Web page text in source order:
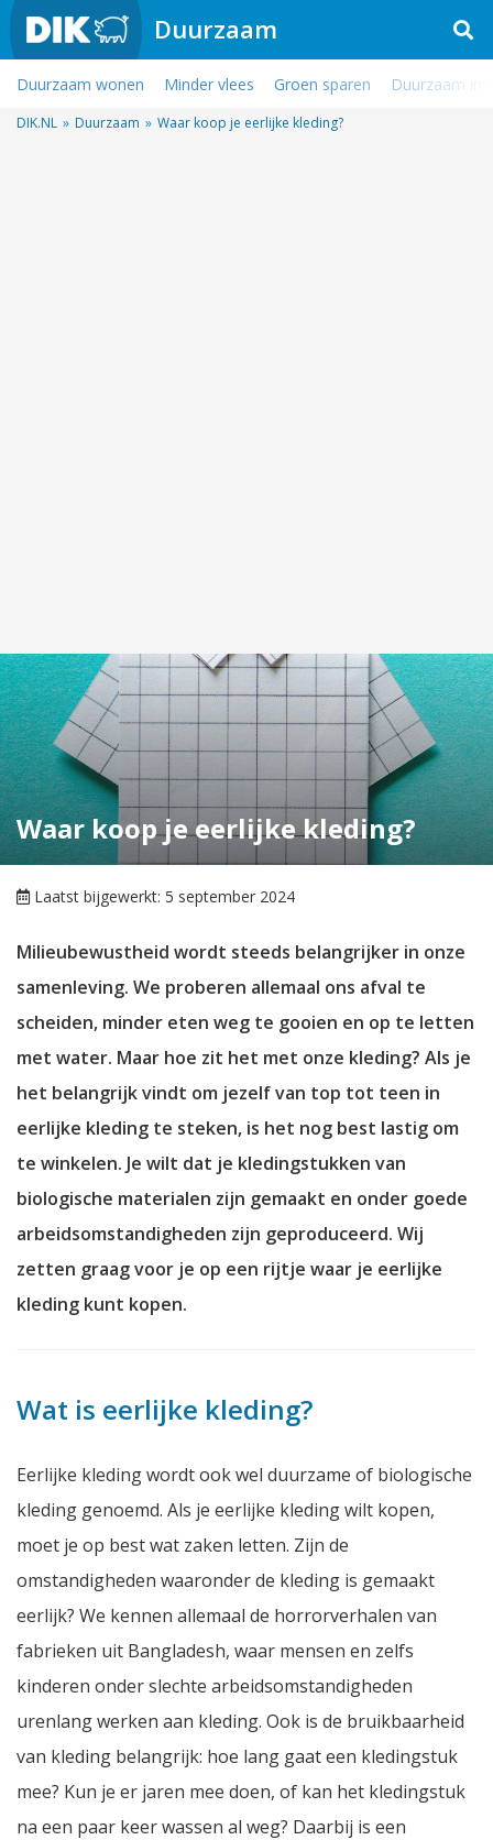
Duurzaam
Duurzaam wonen Minder vlees Groen sparen Duurzaam
DIK.NL » Duurzaam » Waar koop je eerlijke kleding?
Waar koop je eerlijke kleding?
Laatst bijgewerkt: 5 september 2024
Milieubewustheid wordt steeds belangrijker in onze
samenleving. We proberen allemaal ons afval te
scheiden, minder eten weg te gooien en op te letten
met water. Maar hoe zit het met onze kleding? Als je
het belangrijk vindt om jezelf van top tot teen in
eerlijke kleding te steken, is het nog best lastig om
te winkelen. Je wilt dat je kledingstukken van
biologische materialen zijn gemaakt en onder goede
arbeidsomstandigheden zijn geproduceerd. Wij
zetten graag voor je op een rijtje waar je eerlijke
kleding kunt kopen.
Wat is eerlijke kleding?
Eerlijke kleding wordt ook wel duurzame of biologische
kleding genoemd. Als je eerlijke kleding wilt kopen,
moet je op best wat zaken letten. Zijn de
omstandigheden waaronder de kleding is gemaakt
eerlijk? We kennen allemaal de horrorverhalen van
fabrieken uit Bangladesh, waar mensen en zelfs
kinderen onder slechte arbeidsomstandigheden
urenlang werken aan kleding. Ook is de bruikbaarheid
van kleding belangrijk: hoe lang gaat een kledingstuk
mee? Kun je er jaren mee doen, of kan het kledingstuk
na een paar keer wassen al weg? Daarbij is een